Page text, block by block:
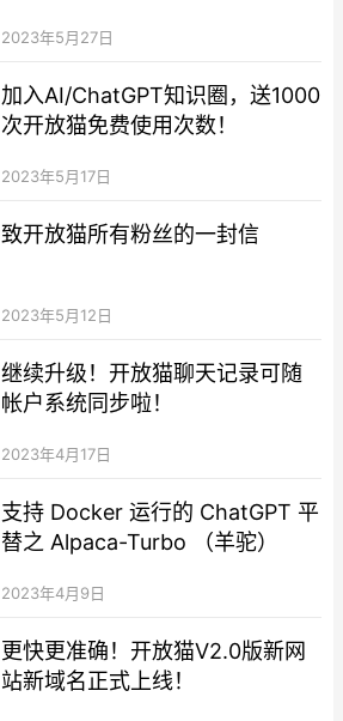
2023年5月27日
加入AI/ChatGPT知识圈，送1000
次开放猫免费使用次数！
2023年5月17日
致开放猫所有粉丝的一封信
2023年5月12日
继续升级！开放猫聊天记录可随
帐户系统同步啦！
2023年4月17日
支持 Docker 运行的 ChatGPT 平
替之 Alpaca-Turbo （羊驼）
2023年4月9日
更快更准确！开放猫V2.0版新网
站新域名正式上线！